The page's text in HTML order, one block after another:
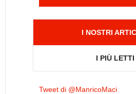
I NOSTRI
I PIÙ LETTI
Tweet di @ManricoMaci